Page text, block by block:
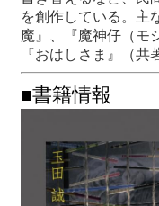
を創作している。主
魔』、『魔神仔（モ
『おはしさま』（共
■書籍情報